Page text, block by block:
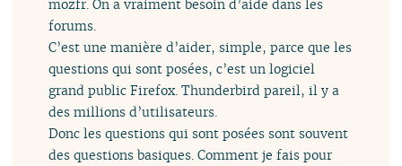
mozfr. On a vraiment besoin d’aide dans les
forums.
C’est une manière d’aider, simple, parce que les
questions qui sont posées, c’est un logiciel
grand public Firefox. Thunderbird pareil, il y a
des millions d’utilisateurs.
Donc les questions qui sont posées sont souvent
des questions basiques. Comment je fais pour